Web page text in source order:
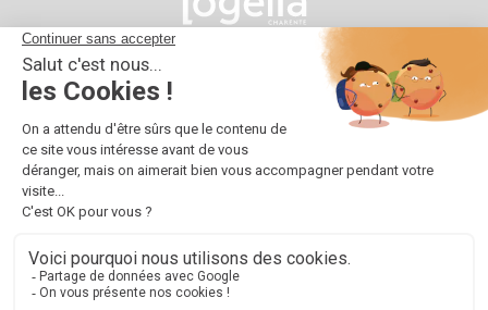
10 impasse d'Austerlitz
05 45 38 66 00
contact@logelia.fr
© 2024 Logélia
Tous droits réservés